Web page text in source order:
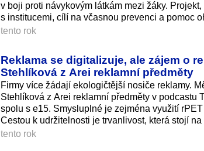
v boji proti návykovým látkám mezi žáky.
s institucemi, cílí na včasnou prevenci a pomoc
tento rok
Reklama se digitalizuje, ale zájem o
Stehlíková z Arei reklamní předměty
Firmy více žádají ekologičtější nosiče reklamy.
Stehlíková z Arei reklamní předměty v podcastu
spolu s e15. Smysluplné je zejména využití
Cestou k udržitelnosti je trvanlivost, která stojí
tento rok